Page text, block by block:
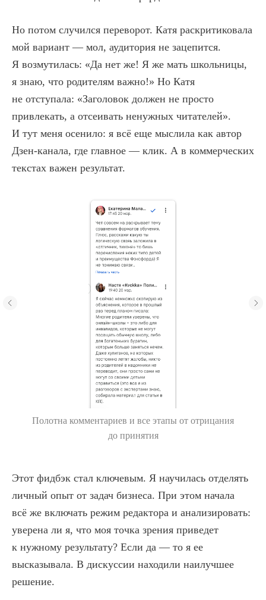
Но потом случился переворот. Катя раскритиковала
мой вариант — мол, аудитория не зацепится.
Я возмутилась: «Да нет же! Я же мать школьницы,
я знаю, что родителям важно!» Но Катя
не отступала: «Заголовок должен не просто
привлекать, а отсеивать ненужных читателей».
И тут меня осенило: я всё еще мыслила как автор
Дзен-канала, где главное — клик. А в коммерческих
текстах важен результат.
Полотна комментариев и все этапы от отрицания
до принятия
Этот фидбэк стал ключевым. Я научилась отделять
личный опыт от задач бизнеса. При этом начала
всё же включать режим редактора и анализировать:
уверена ли я, что моя точка зрения приведет
к нужному результату? Если да — то я ее
высказывала. В дискуссии находили наилучшее
решение.